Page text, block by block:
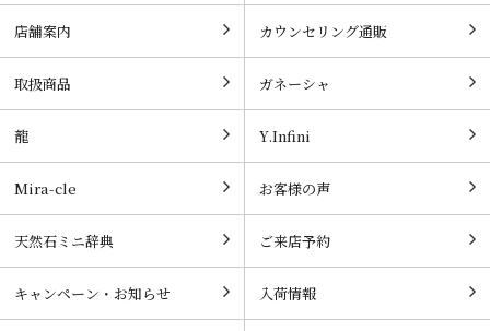
店舗案内 カウンセリング通販
取扱商品 ガネーシャ
龍 Y.Infini
Mira-cle お客様の声
天然石ミニ辞典 ご来店予約
キャンペーン・お知らせ 入荷情報